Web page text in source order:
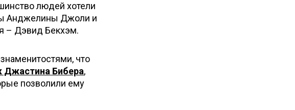
людей хотели
Анджелины Джоли и
– Дэвид Бекхэм.
что
Джастина Бибера,
позволили ему